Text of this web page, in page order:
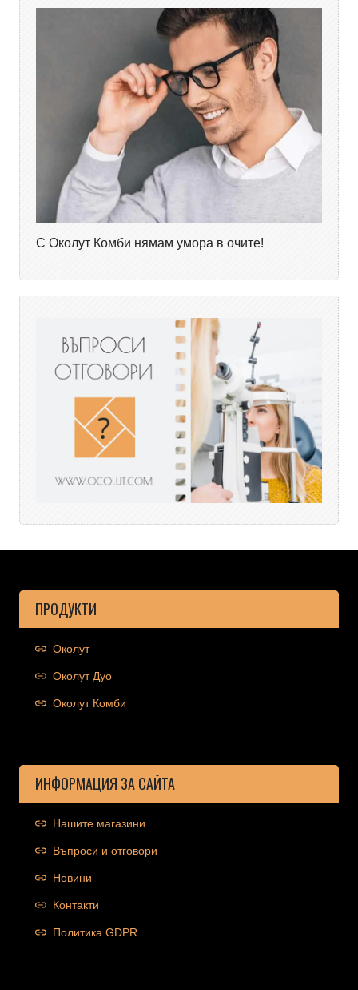
С Околут Комби нямам умора в очите!
ПРОДУКТИ
Околут
Околут Дуо
Околут Комби
ИНФОРМАЦИЯ ЗА САЙТА
Нашите магазини
Въпроси и отговори
Новини
Контакти
Политика GDPR